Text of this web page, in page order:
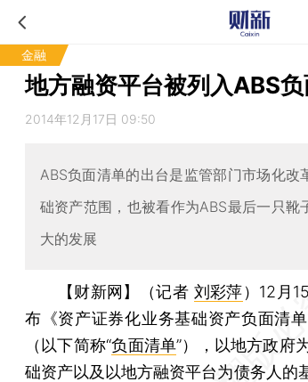
金融
地方融资平台被列入ABS
2014年12月17日 09:50
ABS负面清单的出台是监管部门市场化改
础资产范围，也被看作为ABS最后一只靴
大的发展
【财新网】（记者 刘彩萍） 12月
布《资产证券化业务基础资产负面清
（以下简称“负面清单”），以地方政府
础资产以及以地方融资平台为债务人的